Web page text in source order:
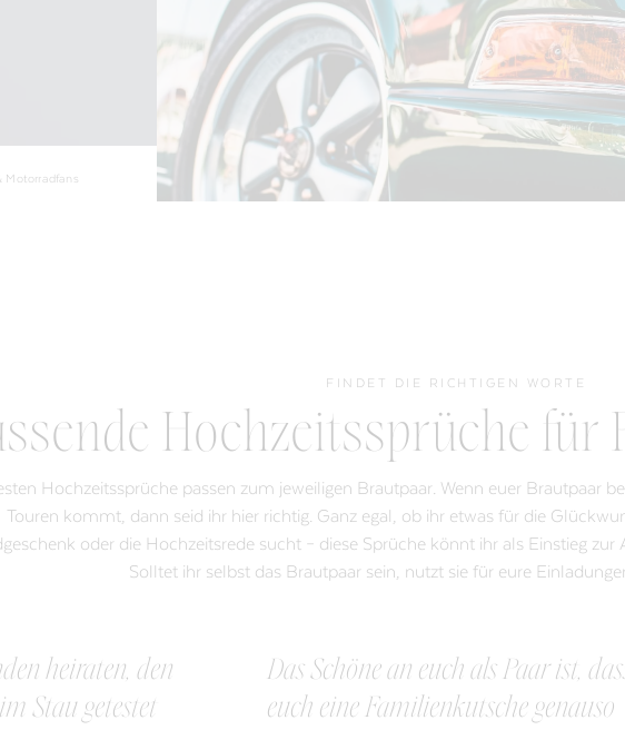
Motorradfans
FINDET DIE RICHTIGEN WORTE
Hochzeitssprüche für
Hochzeitssprüche passen zum jeweiligen Brautpaar. Wenn euer Brautpaar
Touren kommt, dann seid ihr hier richtig. Ganz egal, ob ihr etwas für die
oder die Hochzeitsrede sucht – diese Sprüche könnt ihr als Einstieg
Solltet ihr selbst das Brautpaar sein, nutzt sie für eure
heiraten, den
Stau getestet
Das Schöne an euch als Paar ist,
euch eine Familienkutsche genauso